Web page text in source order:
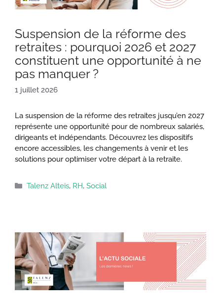
Suspension de la réforme des
retraites : pourquoi 2026 et 2027
constituent une opportunité à ne
pas manquer ?
1 juillet 2026
La suspension de la réforme des retraites jusqu’en 2027
représente une opportunité pour de nombreux salariés,
dirigeants et indépendants. Découvrez les dispositifs
encore accessibles, les changements à venir et les
solutions pour optimiser votre départ à la retraite.
Catégories
Talenz Alteis, RH, Social